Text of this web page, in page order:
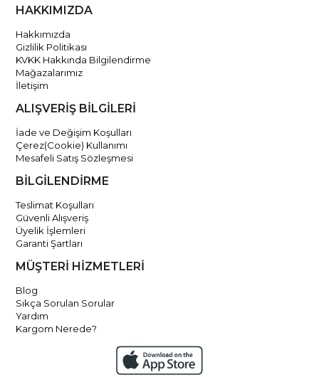
HAKKIMIZDA
Hakkımızda
Gizlilik Politikası
KVKK Hakkında Bilgilendirme
Mağazalarımız
İletişim
ALIŞVERİŞ BİLGİLERİ
İade ve Değişim Koşulları
Çerez(Cookie) Kullanımı
Mesafeli Satış Sözleşmesi
BİLGİLENDİRME
Teslimat Koşulları
Güvenli Alışveriş
Üyelik İşlemleri
Garanti Şartları
MÜŞTERİ HİZMETLERİ
Blog
Sıkça Sorulan Sorular
Yardım
Kargom Nerede?